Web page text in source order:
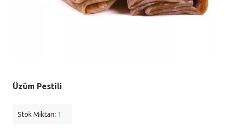
Üzüm Pestili
Stok Miktarı: 1